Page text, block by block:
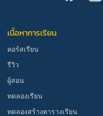
เนื้อหาการเรียน
คอร์สเรียน
รีวิว
ผู้สอน
ทดลองเรียน
ทดลองสร้างตารางเรียน